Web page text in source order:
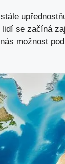
se začíná
možnost